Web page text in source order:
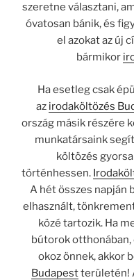
szeretne választani,
óvatosan bánik, és
el azokat az új
bármikor
Ha esetleg csak
az irodaköltözés
ország másik részére
munkatársaink
költözés
történhessen.
A hét összes napján
elhasznált,
közé tartozik. Ha
bútorok otthonában,
okoz önnek, akkor
Budapestterületén!